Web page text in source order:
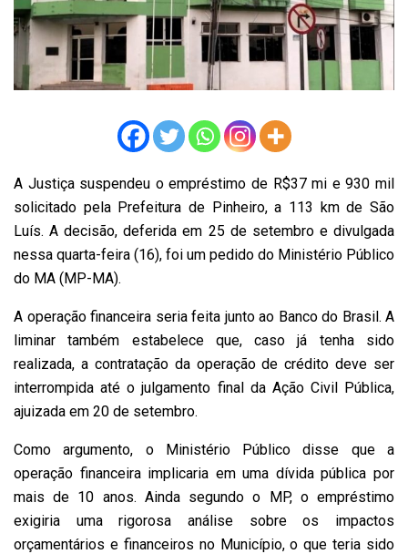
A Justiça suspendeu o empréstimo de R$37 mi e 930 mil
solicitado pela Prefeitura de Pinheiro, a 113 km de São
Luís. A decisão, deferida em 25 de setembro e divulgada
nessa quarta-feira (16), foi um pedido do Ministério Público
do MA (MP-MA).
A operação financeira seria feita junto ao Banco do Brasil. A
liminar também estabelece que, caso já tenha sido
realizada, a contratação da operação de crédito deve ser
interrompida até o julgamento final da Ação Civil Pública,
ajuizada em 20 de setembro.
Como argumento, o Ministério Público disse que a
operação financeira implicaria em uma dívida pública por
mais de 10 anos. Ainda segundo o MP, o empréstimo
exigiria uma rigorosa análise sobre os impactos
orçamentários e financeiros no Município, o que teria sido